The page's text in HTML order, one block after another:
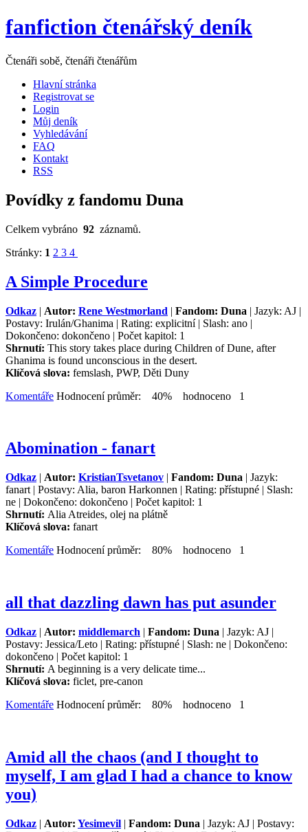
fanfiction čtenářský deník
Čtenáři sobě, čtenáři čtenářům
Hlavní stránka
Registrovat se
Login
Můj deník
Vyhledávání
FAQ
Kontakt
RSS
Povídky z fandomu Duna
Celkem vybráno 92 záznamů.
Stránky: 1 2 3 4
A Simple Procedure
Odkaz | Autor: Rene Westmorland | Fandom: Duna | Jazyk: AJ |
Postavy: Irulán/Ghanima | Rating: explicitní | Slash: ano |
Dokončeno: dokončeno | Počet kapitol: 1
Shrnutí: This story takes place during Children of Dune, after
Ghanima is found unconscious in the desert.
Klíčová slova: femslash, PWP, Děti Duny
Komentáře Hodnocení průměr: 40% hodnoceno 1
Abomination - fanart
Odkaz | Autor: KristianTsvetanov | Fandom: Duna | Jazyk:
fanart | Postavy: Alia, baron Harkonnen | Rating: přístupné | Slash:
ne | Dokončeno: dokončeno | Počet kapitol: 1
Shrnutí: Alia Atreides, olej na plátně
Klíčová slova: fanart
Komentáře Hodnocení průměr: 80% hodnoceno 1
all that dazzling dawn has put asunder
Odkaz | Autor: middlemarch | Fandom: Duna | Jazyk: AJ |
Postavy: Jessica/Leto | Rating: přístupné | Slash: ne | Dokončeno:
dokončeno | Počet kapitol: 1
Shrnutí: A beginning is a very delicate time...
Klíčová slova: ficlet, pre-canon
Komentáře Hodnocení průměr: 80% hodnoceno 1
Amid all the chaos (and I thought to
myself, I am glad I had a chance to know
you)
Odkaz | Autor: Yesimevil | Fandom: Duna | Jazyk: AJ | Postavy: